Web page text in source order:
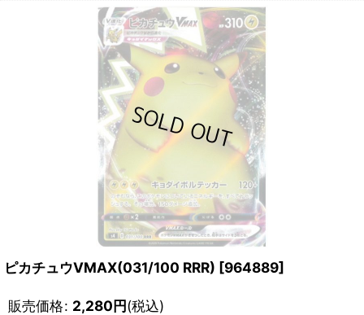
ピカチュウVMAX(031/100 RRR) [964889]
販売価格: 2,280円(税込)